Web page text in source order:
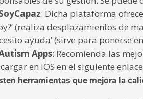
: Dicha plataforma
(realiza desplazamientos de
ayuda’ (sirve para ponerse
Apps: Recomienda las
en iOS en el siguiente
herramientas que mejora la